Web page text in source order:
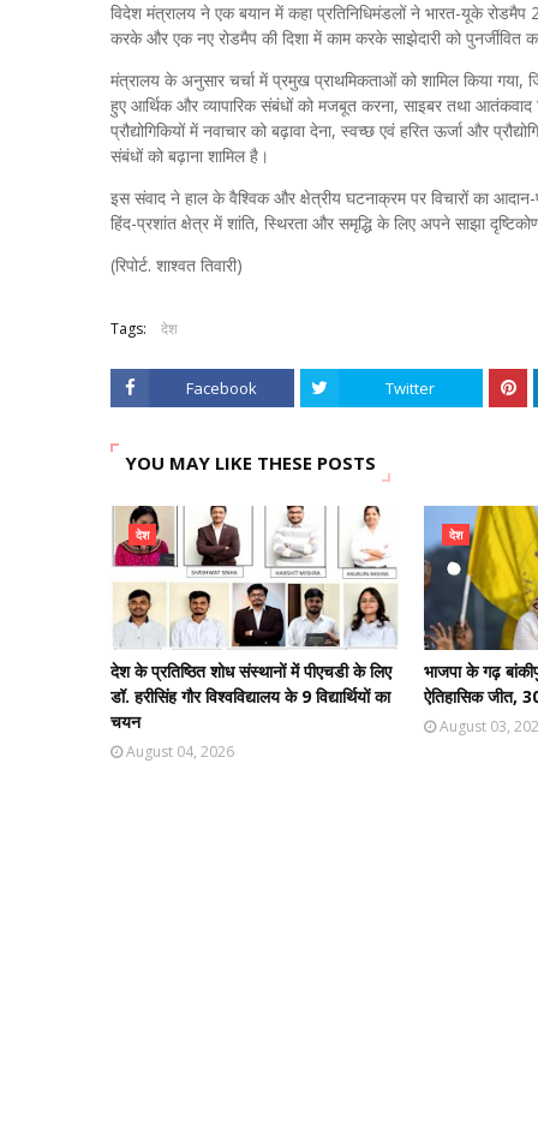
विदेश मंत्रालय ने एक बयान में कहा प्रतिनिधिमंडलों ने भारत-यूके
करके और एक नए रोडमैप की दिशा में काम करके साझेदारी को
मंत्रालय के अनुसार चर्चा में प्रमुख प्राथमिकताओं को शामिल किया गया,
हुए आर्थिक और व्यापारिक संबंधों को मजबूत करना, साइबर तथा आतंकवाद
प्रौद्योगिकियों में नवाचार को बढ़ावा देना, स्वच्छ एवं हरित ऊर्जा और
संबंधों को बढ़ाना शामिल है।
इस संवाद ने हाल के वैश्विक और क्षेत्रीय घटनाक्रम पर विचारों का
हिंद-प्रशांत क्षेत्र में शांति, स्थिरता और समृद्धि के लिए अपने साझा
(रिपोर्ट. शाश्वत तिवारी)
Tags: देश
Facebook Twitter
YOU MAY LIKE THESE POSTS
देश
देश के प्रतिष्ठित शोध संस्थानों में पीएचडी के लिए
डॉ. हरीसिंह गौर विश्वविद्यालय के 9 विद्यार्थियों का
चयन
August 04, 2026
देश
भाजपा के गढ़
ऐतिहासिक जीत,
August 03,